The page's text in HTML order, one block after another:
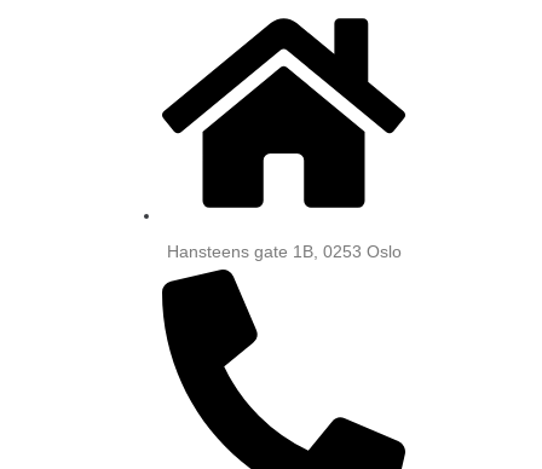
Hansteens gate 1B, 0253 Oslo